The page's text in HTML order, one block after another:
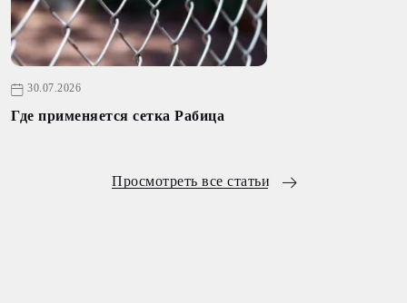
30.07.2026
Где применяется сетка Рабица
Просмотреть все статьи